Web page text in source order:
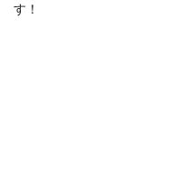
す！